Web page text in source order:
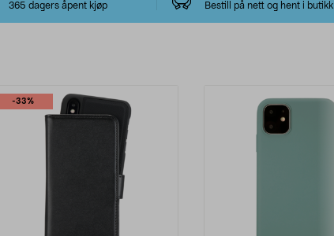
365 dagers åpent kjøp
Bestill på nett og hent i butikk
-33%